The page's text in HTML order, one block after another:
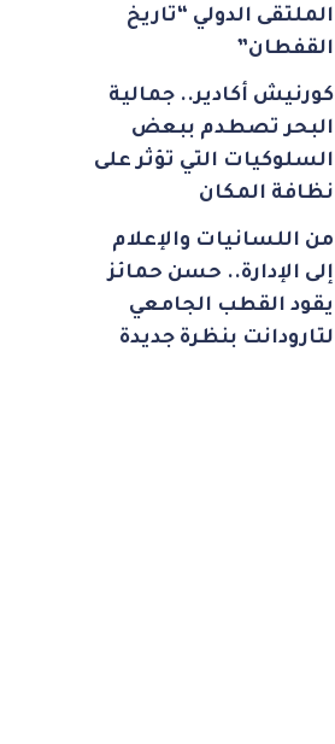
الملتقى الدولي “تاريخ
القفطان”
كورنيش أكادير.. جمالية
البحر تصطدم ببعض
السلوكيات التي تؤثر على
نظافة المكان
من اللسانيات والإعلام
إلى الإدارة.. حسن حمائز
يقود القطب الجامعي
لتارودانت بنظرة جديدة